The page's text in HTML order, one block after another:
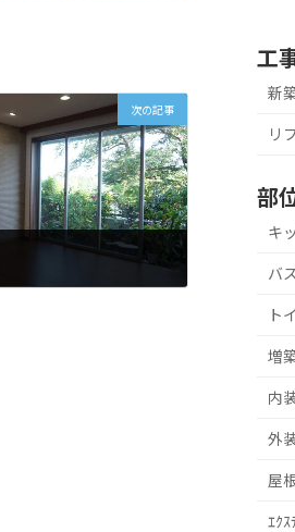
次の記事
工
新
リ
部
キ
バ
ト
増
内
外
屋
ｴｸ